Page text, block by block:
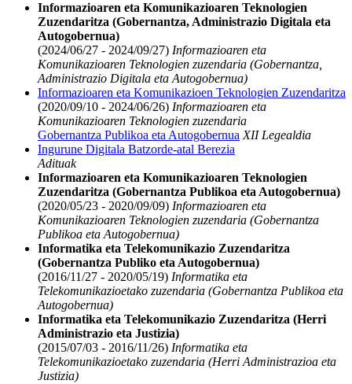
Informazioaren eta Komunikazioaren Teknologien
Zuzendaritza (Gobernantza, Administrazio Digitala eta
Autogobernua)
(2024/06/27 - 2024/09/27) Informazioaren eta
Komunikazioaren Teknologien zuzendaria (Gobernantza,
Administrazio Digitala eta Autogobernua)
Informazioaren eta Komunikazioen Teknologien Zuzendaritza
(2020/09/10 - 2024/06/26) Informazioaren eta
Komunikazioaren Teknologien zuzendaria
Gobernantza Publikoa eta Autogobernua XII Legealdia
Ingurune Digitala Batzorde-atal Berezia
Adituak
Informazioaren eta Komunikazioaren Teknologien
Zuzendaritza (Gobernantza Publikoa eta Autogobernua)
(2020/05/23 - 2020/09/09) Informazioaren eta
Komunikazioaren Teknologien zuzendaria (Gobernantza
Publikoa eta Autogobernua)
Informatika eta Telekomunikazio Zuzendaritza
(Gobernantza Publiko eta Autogobernua)
(2016/11/27 - 2020/05/19) Informatika eta
Telekomunikazioetako zuzendaria (Gobernantza Publikoa eta
Autogobernua)
Informatika eta Telekomunikazio Zuzendaritza (Herri
Administrazio eta Justizia)
(2015/07/03 - 2016/11/26) Informatika eta
Telekomunikazioetako zuzendaria (Herri Administrazioa eta
Justizia)